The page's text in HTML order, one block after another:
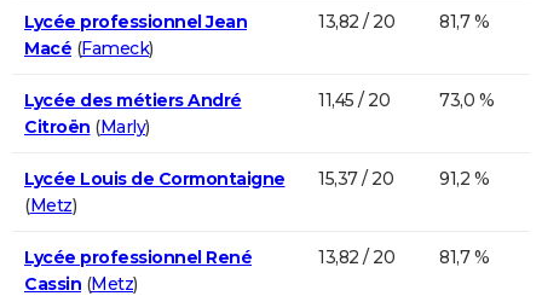
Lycée professionnel Jean
Macé (Fameck)
13,82 / 20 81,7 %
Lycée des métiers André
Citroën (Marly)
11,45 / 20 73,0 %
Lycée Louis de Cormontaigne
(Metz)
15,37 / 20 91,2 %
Lycée professionnel René
Cassin (Metz)
13,82 / 20 81,7 %